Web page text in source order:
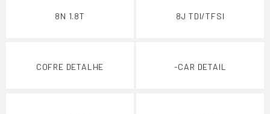
8N 1.8T 8J TDI/TFSI
COFRE DETALHE -CAR DETAIL